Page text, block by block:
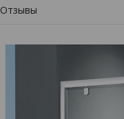
Отзывы